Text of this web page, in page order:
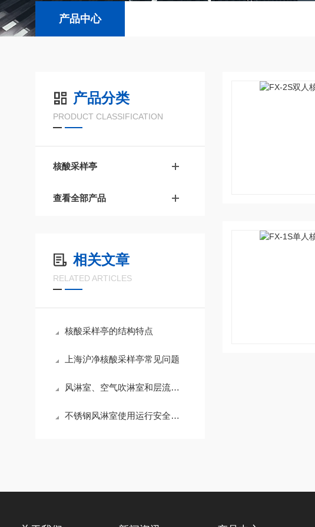
产品中心
产品分类
PRODUCT CLASSIFICATION
核酸采样亭
查看全部产品
相关文章
RELATED ARTICLES
核酸采样亭的结构特点
上海沪净核酸采样亭常见问题
风淋室、空气吹淋室和层流罩、FFU的操作规格
不锈钢风淋室使用运行安全事项